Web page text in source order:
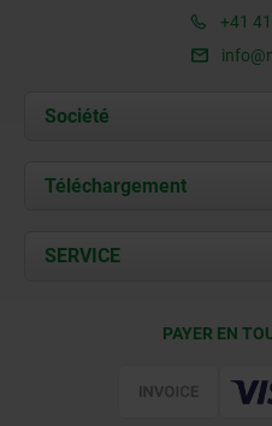
+41
Société
À propos de nous
Contact
Téléchargement
Documents
SERVICE
PAYER EN